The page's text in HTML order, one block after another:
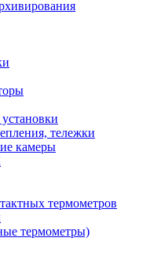
тележки
камеры
термометров
термометры)